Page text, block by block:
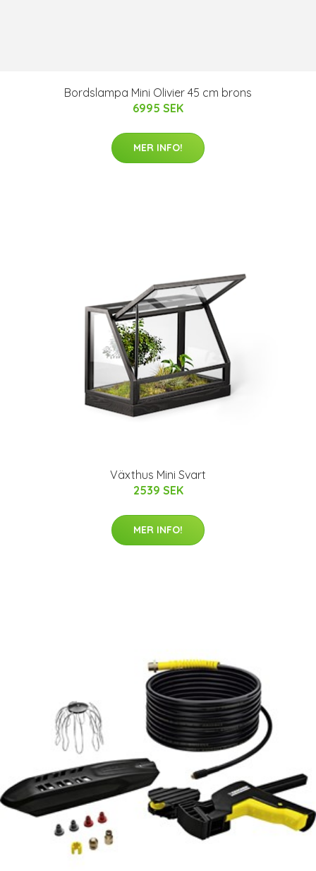
Bordslampa Mini Olivier 45 cm brons
6995 SEK
MER INFO!
Växthus Mini Svart
2539 SEK
MER INFO!